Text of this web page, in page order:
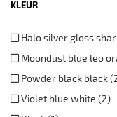
KLEUR
Halo silver gloss
Moondust blue leo
Powder black black
Violet blue white (2)